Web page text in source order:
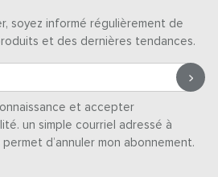
soyez informé régulièrement de
et des dernières tendances.
et accepter
. un simple courriel adressé à
d’annuler mon abonnement.